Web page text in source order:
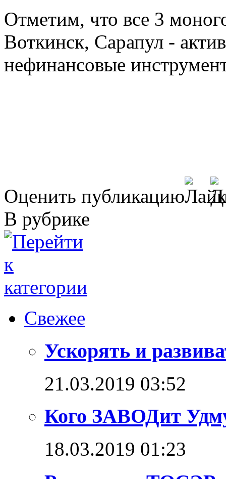
Отметим, что все 3
Воткинск, Сарапул -
нефинансовые
Оценить публикацию
В рубрике
Свежее
Ускорять и
21.03.2019 03:52
Кого ЗАВОДит
18.03.2019 01:23